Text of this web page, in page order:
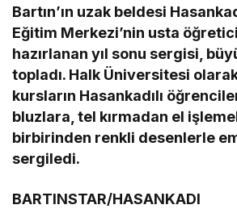
Bartın’ın uzak beldesi
Eğitim Merkezi’nin usta
hazırlanan yıl sonu sergisi,
topladı. Halk Üniversitesi
kursların Hasankadılı
bluzlara, tel kırmadan el
birbirinden renkli desenlerle
sergiledi.
BARTINSTAR/HASANKADI